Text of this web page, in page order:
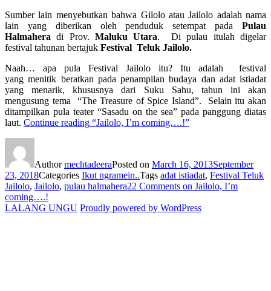
Sumber lain menyebutkan bahwa Gilolo atau Jailolo adalah nama
lain yang diberikan oleh penduduk setempat pada Pulau
Halmahera di Prov. Maluku Utara. Di pulau itulah digelar
festival tahunan bertajuk Festival Teluk Jailolo.
Naah… apa pula Festival Jailolo itu? Itu adalah festival
yang menitik beratkan pada penampilan budaya dan adat istiadat
yang menarik, khususnya dari Suku Sahu, tahun ini akan
mengusung tema “The Treasure of Spice Island”. Selain itu akan
ditampilkan pula teater “Sasadu on the sea” pada panggung diatas
laut. Continue reading “Jailolo, I’m coming….!”
AuthormechtadeeraPosted on March 16, 2013September
23, 2018Categories Ikut ngramein..Tags adat istiadat, Festival Teluk
Jailolo, Jailolo, pulau halmahera22 Comments on Jailolo, I’m
coming….!
LALANG UNGU Proudly powered by WordPress